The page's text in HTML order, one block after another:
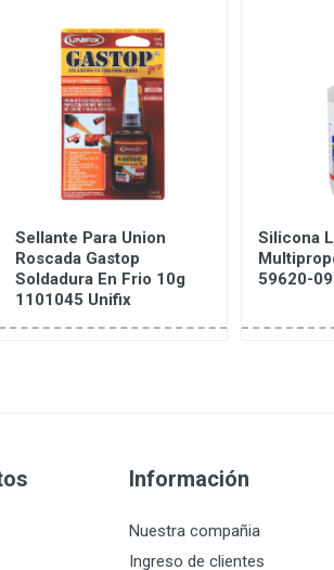
Sellante Para Union
Roscada Gastop
Soldadura En Frio 10g
1101045 Unifix
Silicona
59620-
Información
Nuestra compañia
Ingreso de clientes